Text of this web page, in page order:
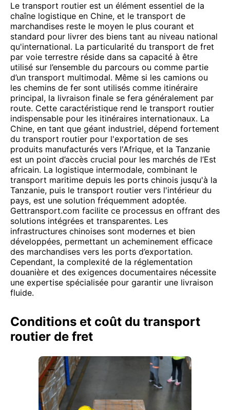
Le transport routier est un élément essentiel de la
chaîne logistique en Chine, et le transport de
marchandises reste le moyen le plus courant et
standard pour livrer des biens tant au niveau national
qu'international. La particularité du transport de fret
par voie terrestre réside dans sa capacité à être
utilisé sur l’ensemble du parcours ou comme partie
d’un transport multimodal. Même si les camions ou
les chemins de fer sont utilisés comme itinéraire
principal, la livraison finale se fera généralement par
route. Cette caractéristique rend le transport routier
indispensable pour les itinéraires internationaux. La
Chine, en tant que géant industriel, dépend fortement
du transport routier pour l'exportation de ses
produits manufacturés vers l'Afrique, et la Tanzanie
est un point d’accès crucial pour les marchés de l’Est
africain. La logistique intermodale, combinant le
transport maritime depuis les ports chinois jusqu'à la
Tanzanie, puis le transport routier vers l'intérieur du
pays, est une solution fréquemment adoptée.
Gettransport.com facilite ce processus en offrant des
solutions intégrées et transparentes. Les
infrastructures chinoises sont modernes et bien
développées, permettant un acheminement efficace
des marchandises vers les ports d’exportation.
Cependant, la complexité de la réglementation
douanière et des exigences documentaires nécessite
une expertise spécialisée pour garantir une livraison
fluide.
Conditions et coût du transport
routier de fret